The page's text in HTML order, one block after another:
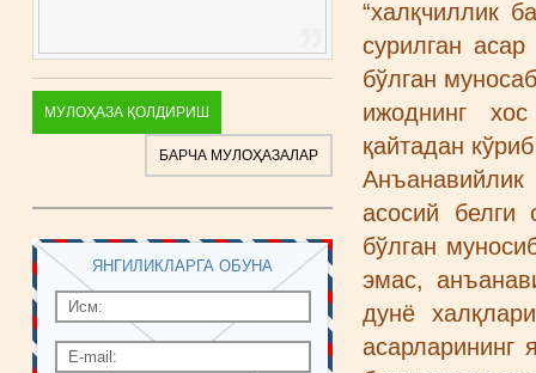
МУЛОҲАЗА ҚОЛДИРИШ
БАРЧА МУЛОҲАЗАЛАР
ЯНГИЛИКЛАРГА ОБУНА
“халқчиллик
сурилган
бўлган
ижоднинг
қайтадан
асосий белги
бўлган
эмас,
дунё
асарларининг